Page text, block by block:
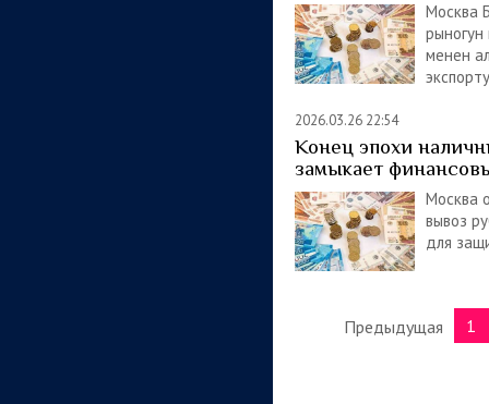
Москва
рыногун
менен
2026.03.26 22:54
Конец эпохи
замыкает
Москва
вывоз
для
Предыдущая 1